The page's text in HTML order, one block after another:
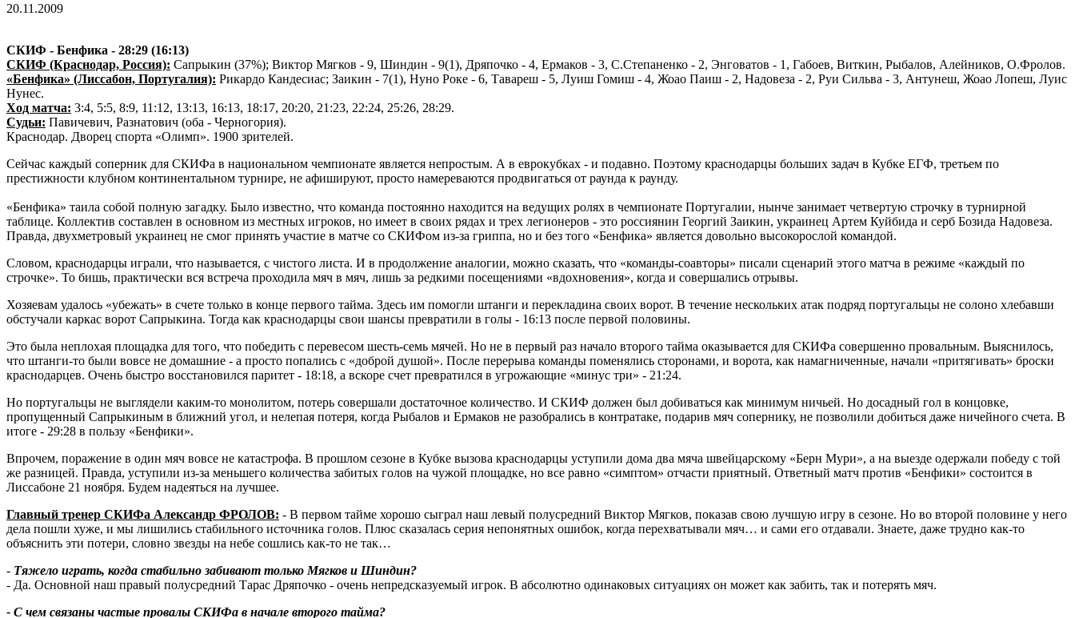
20.11.2009
СКИФ - Бенфика - 28:29 (16:13)
СКИФ (Краснодар, Россия): Сапрыкин (37%); Виктор Мягков - 9, Шиндин - 9(1), Дряпочко - 4, Ермаков - 3, С.Степаненко - 2, Энговатов - 1, Габоев, Виткин, Рыбалов, Алейников, О.Фролов.
«Бенфика» (Лиссабон, Португалия): Рикардо Кандесиас; Заикин - 7(1), Нуно Роке - 6, Тавареш - 5, Луиш Гомиш - 4, Жоао Паиш - 2, Надовеза - 2, Руи Сильва - 3, Антунеш, Жоао Лопеш, Луис
Нунес.
Ход матча: 3:4, 5:5, 8:9, 11:12, 13:13, 16:13, 18:17, 20:20, 21:23, 22:24, 25:26, 28:29.
Судьи: Павичевич, Разнатович (оба - Черногория).
Краснодар. Дворец спорта «Олимп». 1900 зрителей.
Сейчас каждый соперник для СКИФа в национальном чемпионате является непростым. А в еврокубках - и подавно. Поэтому краснодарцы больших задач в Кубке ЕГФ, третьем по
престижности клубном континентальном турнире, не афишируют, просто намереваются продвигаться от раунда к раунду.
«Бенфика» таила собой полную загадку. Было известно, что команда постоянно находится на ведущих ролях в чемпионате Португалии, нынче занимает четвертую строчку в турнирной
таблице. Коллектив составлен в основном из местных игроков, но имеет в своих рядах и трех легионеров - это россиянин Георгий Заикин, украинец Артем Куйбида и серб Бозида Надовеза.
Правда, двухметровый украинец не смог принять участие в матче со СКИФом из-за гриппа, но и без того «Бенфика» является довольно высокорослой командой.
Словом, краснодарцы играли, что называется, с чистого листа. И в продолжение аналогии, можно сказать, что «команды-соавторы» писали сценарий этого матча в режиме «каждый по
строчке». То бишь, практически вся встреча проходила мяч в мяч, лишь за редкими посещениями «вдохновения», когда и совершались отрывы.
Хозяевам удалось «убежать» в счете только в конце первого тайма. Здесь им помогли штанги и перекладина своих ворот. В течение нескольких атак подряд португальцы не солоно хлебавши
обстучали каркас ворот Сапрыкина. Тогда как краснодарцы свои шансы превратили в голы - 16:13 после первой половины.
Это была неплохая площадка для того, что победить с перевесом шесть-семь мячей. Но не в первый раз начало второго тайма оказывается для СКИФа совершенно провальным. Выяснилось,
что штанги-то были вовсе не домашние - а просто попались с «доброй душой». После перерыва команды поменялись сторонами, и ворота, как намагниченные, начали «притягивать» броски
краснодарцев. Очень быстро восстановился паритет - 18:18, а вскоре счет превратился в угрожающие «минус три» - 21:24.
Но португальцы не выглядели каким-то монолитом, потерь совершали достаточное количество. И СКИФ должен был добиваться как минимум ничьей. Но досадный гол в концовке,
пропущенный Сапрыкиным в ближний угол, и нелепая потеря, когда Рыбалов и Ермаков не разобрались в контратаке, подарив мяч сопернику, не позволили добиться даже ничейного счета. В
итоге - 29:28 в пользу «Бенфики».
Впрочем, поражение в один мяч вовсе не катастрофа. В прошлом сезоне в Кубке вызова краснодарцы уступили дома два мяча швейцарскому «Берн Мури», а на выезде одержали победу с той
же разницей. Правда, уступили из-за меньшего количества забитых голов на чужой площадке, но все равно «симптом» отчасти приятный. Ответный матч против «Бенфики» состоится в
Лиссабоне 21 ноября. Будем надеяться на лучшее.
Главный тренер СКИФа Александр ФРОЛОВ: - В первом тайме хорошо сыграл наш левый полусредний Виктор Мягков, показав свою лучшую игру в сезоне. Но во второй половине у него
дела пошли хуже, и мы лишились стабильного источника голов. Плюс сказалась серия непонятных ошибок, когда перехватывали мяч… и сами его отдавали. Знаете, даже трудно как-то
объяснить эти потери, словно звезды на небе сошлись как-то не так…
- Тяжело играть, когда стабильно забивают только Мягков и Шиндин?
- Да. Основной наш правый полусредний Тарас Дряпочко - очень непредсказуемый игрок. В абсолютно одинаковых ситуациях он может как забить, так и потерять мяч.
- С чем связаны частые провалы СКИФа в начале второго тайма?